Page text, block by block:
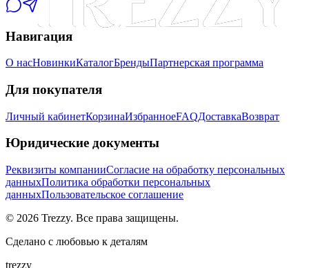
Навигация
О насНовинкиКаталогБрендыПартнерская программа
Для покупателя
Личный кабинетКорзинаИзбранноеFAQДоставкаВозврат
Юридические документы
Реквизиты компанииСогласие на обработку персональных
данныхПолитика обработки персональных
данныхПользовательское соглашение
© 2026 Trezzy. Все права защищены.
Сделано с любовью к деталям
trezzy